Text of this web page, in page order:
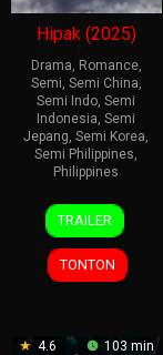
Hipak (2025)
Drama, Romance,
Semi, Semi China,
Semi Indo,Semi
Indonesia,Semi
Jepang,Semi Korea,
Semi Philippines,
Philippines
18
Jul
2025
Kristine
Joi
A.
Bayan
TRAILER
TONTON
4.6 103 min